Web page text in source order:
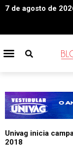
7 de agosto de
Univag inicia
2018